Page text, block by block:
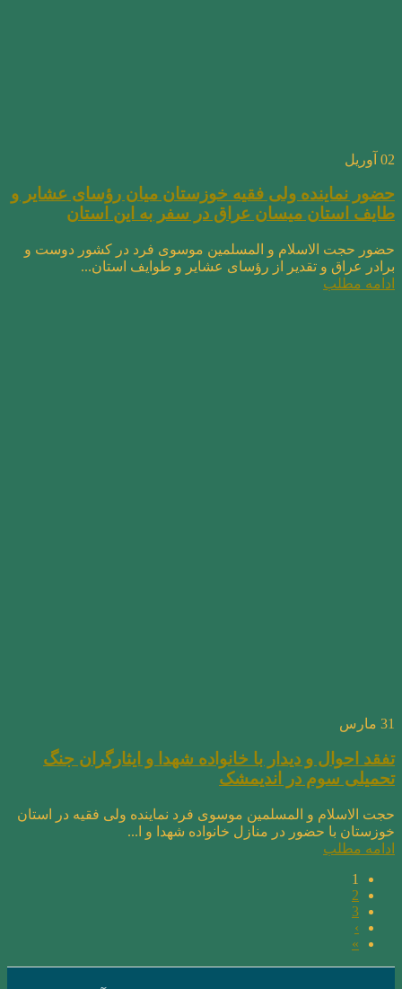
02 آوریل
حضور نماینده ولی فقیه خوزستان میان رؤسای عشایر و
طایف استان میسان عراق در سفر به این استان
حضور حجت الاسلام و المسلمین موسوی فرد در کشور دوست و
برادر عراق و تقدیر از رؤسای عشایر و طوایف استان...
ادامه مطلب
31 مارس
تفقد احوال و دیدار با خانواده شهدا و ایثارگران جنگ
تحمیلی سوم در اندیمشک
حجت الاسلام و المسلمین موسوی فرد نماینده ولی فقیه در استان
خوزستان با حضور در منازل خانواده شهدا و ا...
ادامه مطلب
1
2
3
›
»